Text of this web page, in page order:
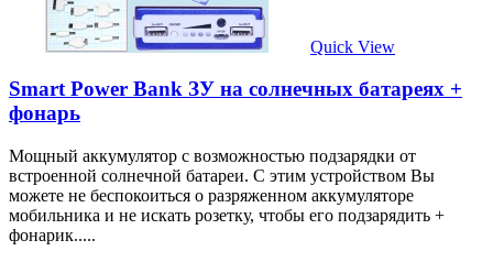
Quick View
Smart Power Bank ЗУ на солнечных батареях +
фонарь
Мощный аккумулятор с возможностью подзарядки от
встроенной солнечной батареи. С этим устройством Вы
можете не беспокоиться о разряженном аккумуляторе
мобильника и не искать розетку, чтобы его подзарядить +
фонарик.....